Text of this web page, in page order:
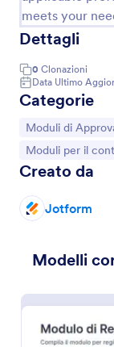
meets your
Dettagli
0 Clonazioni
Data Ultimo
Categorie
Vai alla Categoria:
Moduli di
Vai alla Categoria:
Moduli per il
Creato da
Jotform
Modelli
Gestisci
registrazioni
veicolo e